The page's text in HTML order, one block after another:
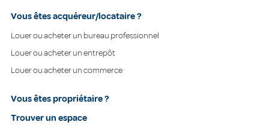
Vous êtes acquéreur/locataire ?
Louer ou acheter un bureau professionnel
Louer ou acheter un entrepôt
Louer ou acheter un commerce
Vous êtes propriétaire ?
Trouver un espace